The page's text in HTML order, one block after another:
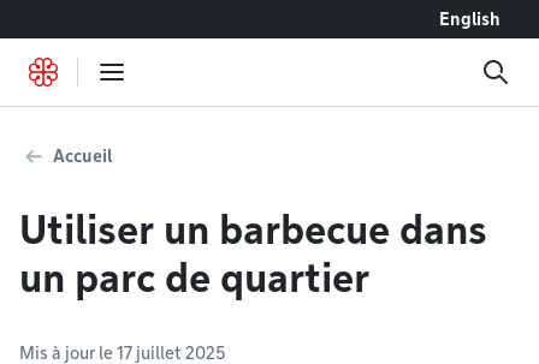
English
Accueil
Utiliser un barbecue dans
un parc de quartier
Mis à jour le 17 juillet 2025